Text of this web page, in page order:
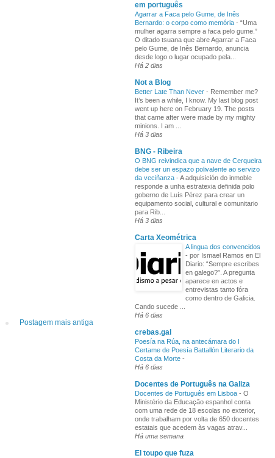
Postagem mais antiga
em português
Agarrar a Faca pelo Gume, de Inês
Bernardo: o corpo como memória - “Uma
mulher agarra sempre a faca pelo gume.”
O ditado tsuana que abre Agarrar a Faca
pelo Gume, de Inês Bernardo, anuncia
desde logo o lugar ocupado pela...
Há 2 dias
Not a Blog
Better Late Than Never - Remember me?
It’s been a while, I know. My last blog post
went up here on February 19. The posts
that came after were made by my mighty
minions. I am ...
Há 3 dias
BNG - Ribeira
O BNG reivindica que a nave de Cerqueira
debe ser un espazo polivalente ao servizo
da veciñanza - A adquisición do inmoble
responde a unha estratexia definida polo
goberno de Luís Pérez para crear un
equipamento social, cultural e comunitario
para Rib...
Há 3 dias
Carta Xeométrica
A lingua dos convencidos
- por Ismael Ramos en El
Diario: “Sempre escribes
en galego?”. A pregunta
aparece en actos e
entrevistas tanto fóra
como dentro de Galicia.
Cando sucede ...
Há 6 dias
crebas.gal
Poesía na Rúa, na antecámara do I
Certame de Poesía Battallón Literario da
Costa da Morte -
Há 6 dias
Docentes de Português na Galiza
Docentes de Português em Lisboa - O
Ministério da Educação espanhol conta
com uma rede de 18 escolas no exterior,
onde trabalham por volta de 650 docentes
estatais que acedem às vagas atrav...
Há uma semana
El toupo que fuza